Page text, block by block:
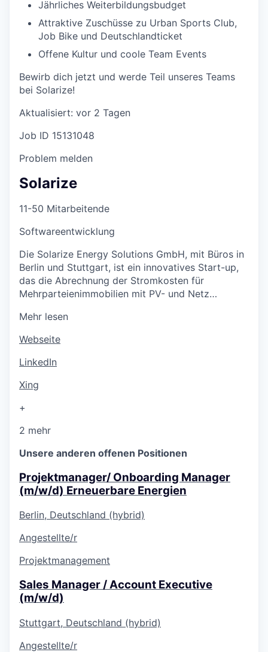
Jährliches Weiterbildungsbudget
Attraktive Zuschüsse zu Urban Sports Club,
Job Bike und Deutschlandticket
Offene Kultur und coole Team Events
Bewirb dich jetzt und werde Teil unseres Teams
bei Solarize!
Aktualisiert: vor 2 Tagen
Job ID 15131048
Problem melden
Solarize
11-50 Mitarbeitende
Softwareentwicklung
Die Solarize Energy Solutions GmbH, mit Büros in
Berlin und Stuttgart, ist ein innovatives Start-up,
das die Abrechnung der Stromkosten für
Mehrparteienimmobilien mit PV- und Netz…
Mehr lesen
Webseite
LinkedIn
Xing
+
2 mehr
Unsere anderen offenen Positionen
Projektmanager/ Onboarding Manager
(m/w/d) Erneuerbare Energien
Berlin, Deutschland (hybrid)
Angestellte/r
Projektmanagement
Sales Manager / Account Executive
(m/w/d)
Stuttgart, Deutschland (hybrid)
Angestellte/r